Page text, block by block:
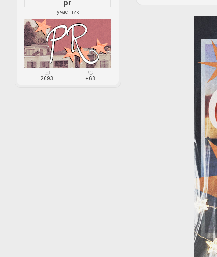
pr
участник
2693 +68